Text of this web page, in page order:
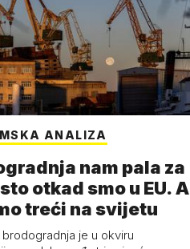
ANALIZA
nam pala za
otkad smo u EU. A
treći na svijetu
brodogradnja je u okviru